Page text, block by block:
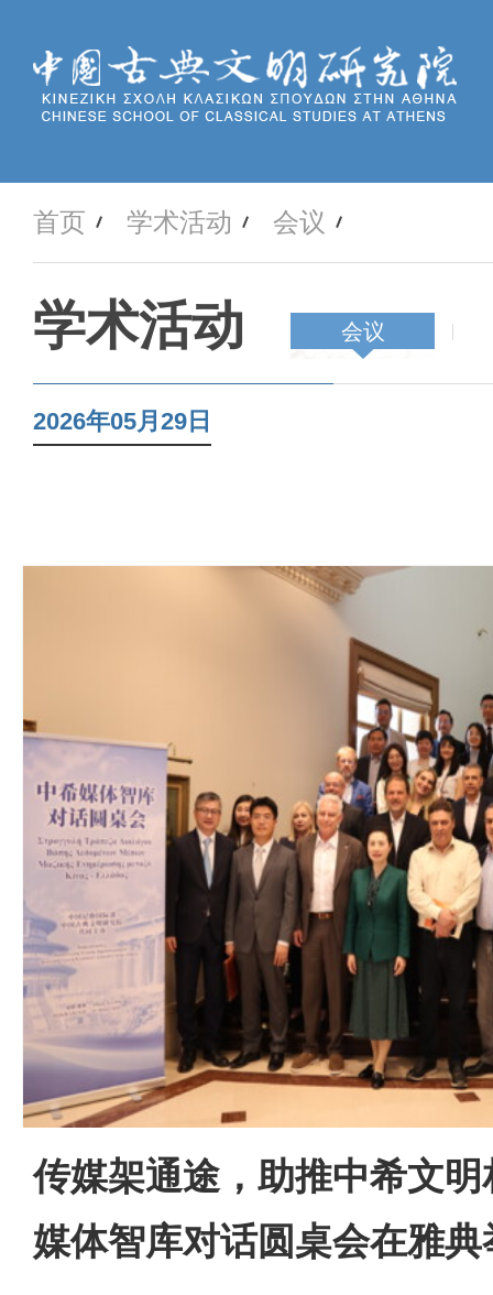
首页 学术活动 会议
学术活动 会议
2026年05月29日
传媒架通途，助推中希文
媒体智库对话圆桌会在雅典